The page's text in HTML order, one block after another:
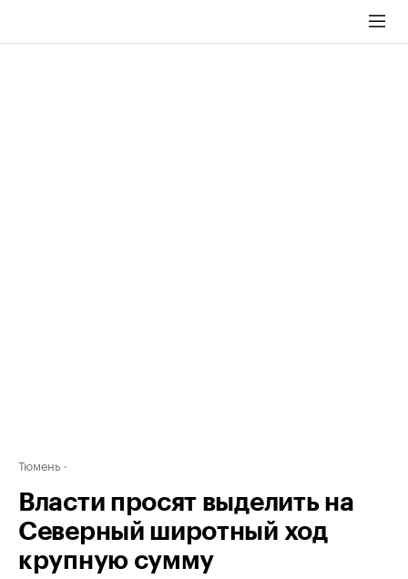
Тюмень
Власти просят выделить на
Северный широтный ход
крупную сумму